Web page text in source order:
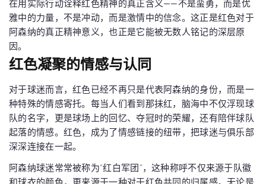
在用实际行动诠释红色精神的真正含义——不是蛮勇，而是优
雅中的力量，不是冲动，而是激情中的信念。这正是红色对于
阿森纳的真正精神意义，也正是它能被无数人铭记的深层原
因。
红色凝聚的情感与认同
对于球迷而言，红色已经不再只是代表阿森纳的身份，而是一
种特殊的情感寄托。每当人们看到那抹红，脑海中不仅浮现球
队的名字，更是球场上的回忆、夺冠时的荣耀，还有陪伴球队
起落的情感。红色，成为了情感链接的纽带，把球迷与俱乐部
深深连接在一起。
阿森纳球迷常常被称为“红白军团”，这种称呼不仅来源于队徽